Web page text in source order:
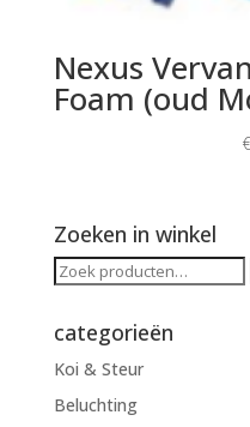
Nexus
Foam (oud
€
Zoeken in winkel
Zoeken
categorieën
Koi & Steur
Beluchting